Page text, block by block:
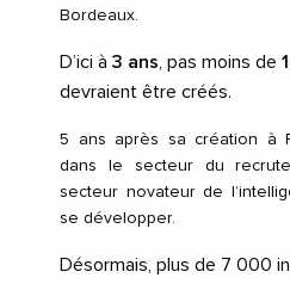
Bordeaux.
D’ici à 3 ans , pas moins de
devraient être créés.
5 ans après sa création à
dans le secteur du
secteur novateur de
se développer.
Désormais, plus de 7 000